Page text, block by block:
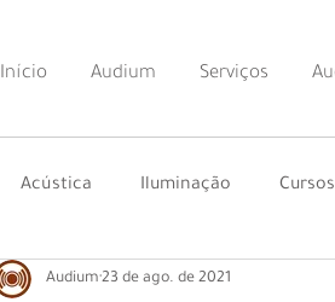
Início Audium Serviços
Acústica Iluminação Cursos
Audium 23 de ago. de 2021